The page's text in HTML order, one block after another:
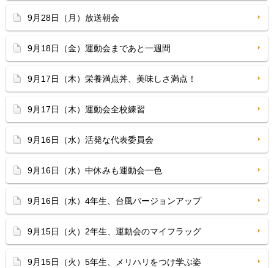
9月28日（月）放送朝会
9月18日（金）運動会まであと一週間
9月17日（木）栄養満点丼、美味しさ満点！
9月17日（木）運動会全校練習
9月16日（水）活発な代表委員会
9月16日（水）中休みも運動会一色
9月16日（水）4年生、台風バージョンアップ
9月15日（火）2年生、運動会のマイフラッグ
9月15日（火）5年生、メリハリをつけ学ぶ姿